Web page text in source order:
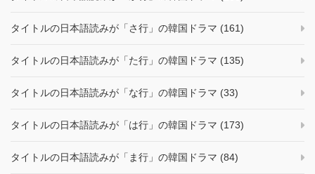
タイトルの日本語読みが「さ行」の韓国ドラマ (161)
タイトルの日本語読みが「た行」の韓国ドラマ (135)
タイトルの日本語読みが「な行」の韓国ドラマ (33)
タイトルの日本語読みが「は行」の韓国ドラマ (173)
タイトルの日本語読みが「ま行」の韓国ドラマ (84)